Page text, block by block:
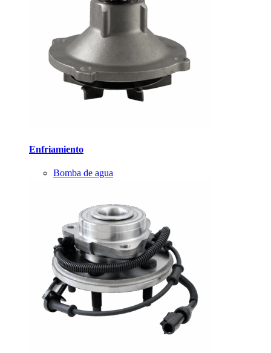
Enfriamiento
Bomba de agua